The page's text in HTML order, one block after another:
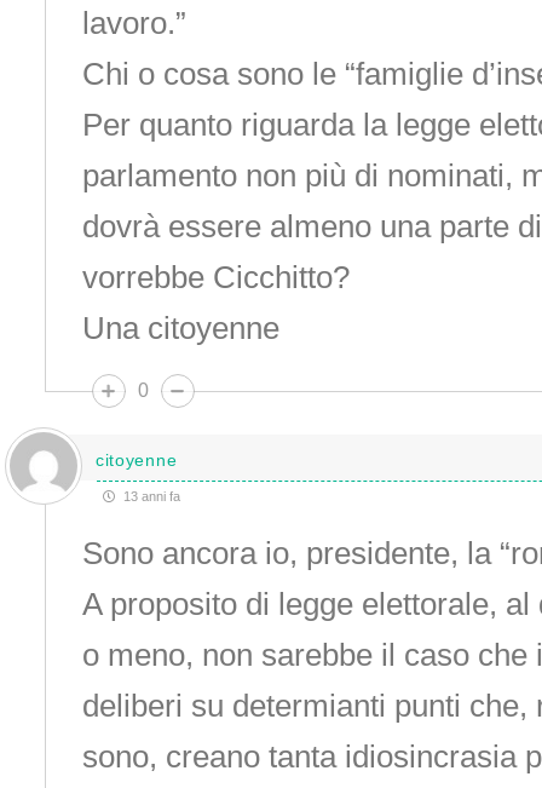
lavoro.”
Chi o cosa sono le “famiglie
Per quanto riguarda la legge
parlamento non più di nominati,
dovrà essere almeno una parte
vorrebbe Cicchitto?
Una citoyenne
0
citoyenne
13 anni fa
Sono ancora io, presidente, la
A proposito di legge elettorale,
o meno, non sarebbe il caso che
deliberi su determianti punti che,
sono, creano tanta idiosincrasia